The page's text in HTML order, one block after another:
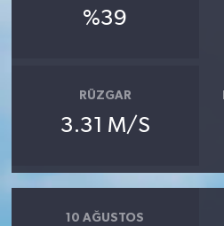
%39
RÜZGAR
3.31 M/S
10 AĞUSTOS